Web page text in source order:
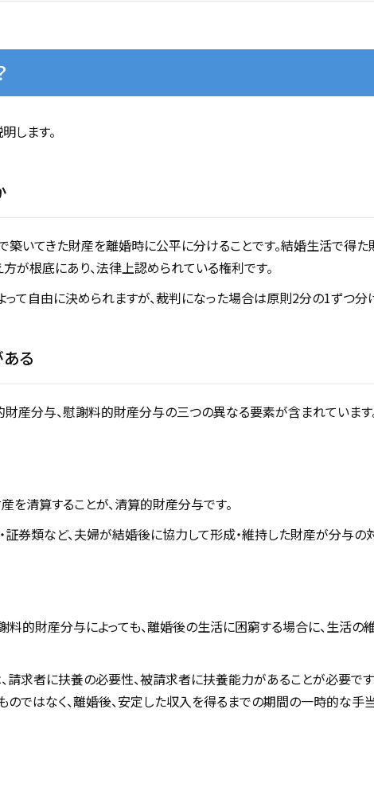
します。
いてきた財産を離婚時に公平に分けることです。結婚生活で得た
が根底にあり、法律上認められている権利です。
て自由に決められますが、裁判になった場合は原則2分の1ずつ分
る
産分与、慰謝料的財産分与の三つの異なる要素が含まれています
清算することが、清算的財産分与です。
証券類など、夫婦が結婚後に協力して形成・維持した財産が分与の
的財産分与によっても、離婚後の生活に困窮する場合に、生活の
求者に扶養の必要性、被請求者に扶養能力があることが必要で
ではなく、離婚後、安定した収入を得るまでの期間の一時的な手